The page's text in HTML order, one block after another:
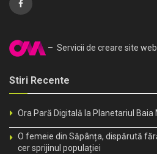
– Servicii de creare site web
Stiri Recente
Ora Pară Digitală la Planetariul Baia
O femeie din Săpânța, dispărută
cer sprijinul populației